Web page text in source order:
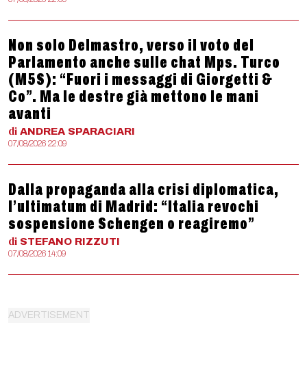
Non solo Delmastro, verso il voto del
Parlamento anche sulle chat Mps. Turco
(M5S): “Fuori i messaggi di Giorgetti &
Co”. Ma le destre già mettono le mani
avanti
di ANDREA SPARACIARI
07/08/2026 22:09
Dalla propaganda alla crisi diplomatica,
l’ultimatum di Madrid: “Italia revochi
sospensione Schengen o reagiremo”
di STEFANO RIZZUTI
07/08/2026 14:09